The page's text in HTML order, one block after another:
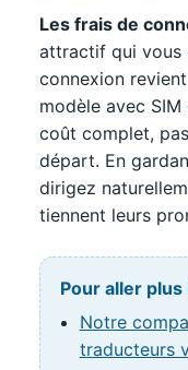
Les frais de
attractif qui vous
connexion
modèle avec
coût complet,
départ. En
dirigez
tiennent leurs
Pour aller plus
Notre
traducteurs